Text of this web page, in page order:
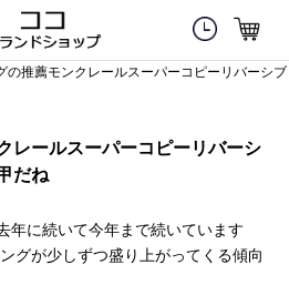
の推薦モンクレールスーパーコピーリバーシブ
レールスーパーコピーリバーシ
だね
年に続いて今年まで続いています
グが少しずつ盛り上がってくる傾向